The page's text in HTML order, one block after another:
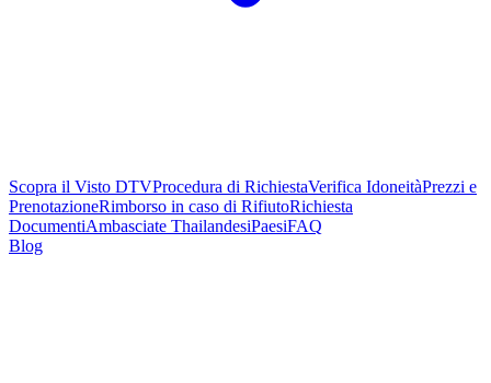
Scopra il Visto DTVProcedura di RichiestaVerifica IdoneitàPrezzi e
PrenotazioneRimborso in caso di RifiutoRichiesta
DocumentiAmbasciate ThailandesiPaesiFAQ
Blog